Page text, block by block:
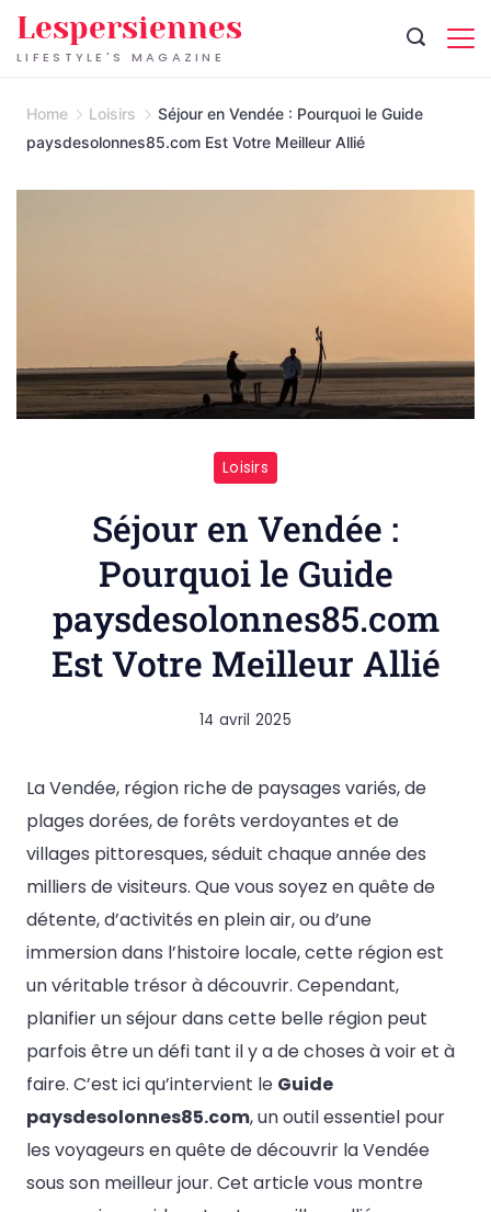
Skip
toLIFESTYLE'S MAGAZINE
Lespersiennes
Home Loisirs
Séjour en Vendée : Pourquoi le Guide
paysdesolonnes85.com Est Votre Meilleur Allié
Loisirs
Séjour en Vendée :
Pourquoi le Guide
paysdesolonnes85.com
Est Votre Meilleur Allié
14 avril 2025
La Vendée, région riche de paysages variés, de
plages dorées, de forêts verdoyantes et de
villages pittoresques, séduit chaque année des
milliers de visiteurs. Que vous soyez en quête de
détente, d’activités en plein air, ou d’une
immersion dans l’histoire locale, cette région est
un véritable trésor à découvrir. Cependant,
planifier un séjour dans cette belle région peut
parfois être un défi tant il y a de choses à voir et à
faire. C’est ici qu’intervient le Guide
paysdesolonnes85.com, un outil essentiel pour
les voyageurs en quête de découvrir la Vendée
sous son meilleur jour. Cet article vous montre